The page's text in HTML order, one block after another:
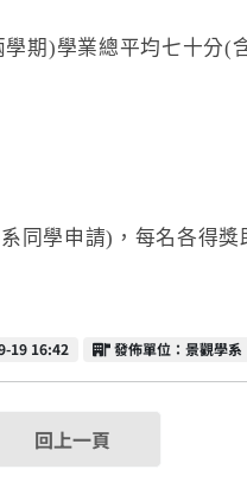
)學業總平均七十分(
同學申請)，每名各得獎
19 16:42 發佈單位
發佈單位：景觀學系
回上一頁